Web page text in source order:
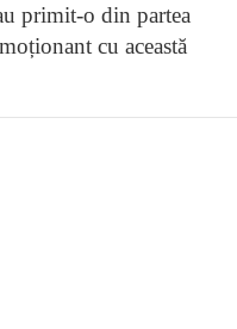
primit-o din partea
cu această